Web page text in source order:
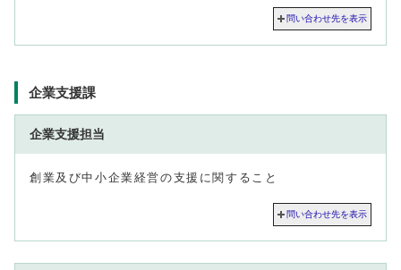
問い合わせ先を表示
企業支援課
企業支援担当
創業及び中小企業経営の支援に関すること
問い合わせ先を表示